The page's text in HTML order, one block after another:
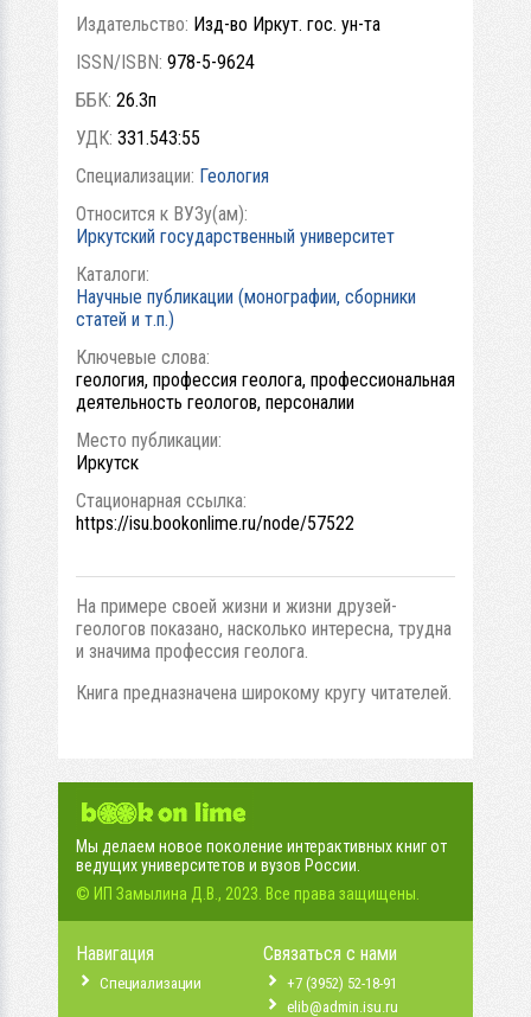
Издательство: Изд-во Иркут. гос. ун-та
ISSN/ISBN: 978-5-9624
ББК: 26.3п
УДК: 331.543:55
Специализации: Геология
Относится к ВУЗу(ам):
Иркутский государственный университет
Каталоги:
Научные публикации (монографии, сборники
статей и т.п.)
Ключевые слова:
геология, профессия геолога, профессиональная
деятельность геологов, персоналии
Место публикации:
Иркутск
Стационарная ссылка:
https://isu.bookonlime.ru/node/57522
На примере своей жизни и жизни друзей-
геологов показано, насколько интересна, трудна
и значима профессия геолога.
Книга предназначена широкому кругу читателей.
Мы делаем новое поколение интерактивных книг от
ведущих университетов и вузов России.
© ИП Замылина Д.В., 2023. Все права защищены.
Навигация
Специализации
Связаться с нами
+7 (3952) 52-18-91
elib@admin.isu.ru